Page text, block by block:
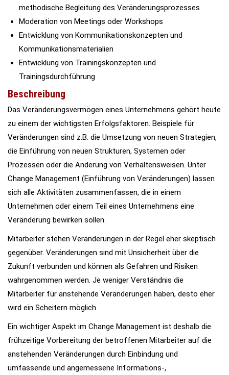
methodische Begleitung des Veränderungsprozesses
Moderation von Meetings oder Workshops
Entwicklung von Kommunikationskonzepten und
Kommunikationsmaterialien
Entwicklung von Trainingskonzepten und
Trainingsdurchführung
Beschreibung
Das Veränderungsvermögen eines Unternehmens gehört heute
zu einem der wichtigsten Erfolgsfaktoren. Beispiele für
Veränderungen sind z.B. die Umsetzung von neuen Strategien,
die Einführung von neuen Strukturen, Systemen oder
Prozessen oder die Änderung von Verhaltensweisen. Unter
Change Management (Einführung von Veränderungen) lassen
sich alle Aktivitäten zusammenfassen, die in einem
Unternehmen oder einem Teil eines Unternehmens eine
Veränderung bewirken sollen.
Mitarbeiter stehen Veränderungen in der Regel eher skeptisch
gegenüber. Veränderungen sind mit Unsicherheit über die
Zukunft verbunden und können als Gefahren und Risiken
wahrgenommen werden. Je weniger Verständnis die
Mitarbeiter für anstehende Veränderungen haben, desto eher
wird ein Scheitern möglich.
Ein wichtiger Aspekt im Change Management ist deshalb die
frühzeitige Vorbereitung der betroffenen Mitarbeiter auf die
anstehenden Veränderungen durch Einbindung und
umfassende und angemessene Informations-,